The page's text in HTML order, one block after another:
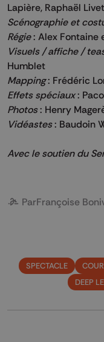
Lapière, Raphaël
Scénographie et
Régie: Alex Fontaine
Visuels / affiche /
Humblet
Mapping: Frédéric
Effets spéciaux:
Photos: Henry
Vidéastes: Baudoin
Avec le soutien du
ParFrançoise
SPECTACLE
DEEP